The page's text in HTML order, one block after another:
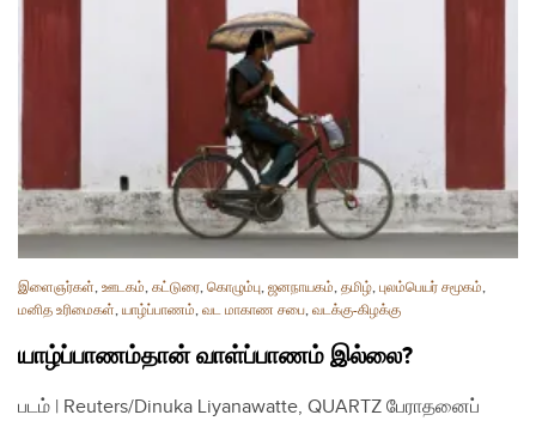
இளைஞர்கள், ஊடகம், கட்டுரை, கொழும்பு, ஜனநாயகம், தமிழ், புலம்பெயர் சமூகம்,
மனித உரிமைகள், யாழ்ப்பாணம், வட மாகாண சபை, வடக்கு-கிழக்கு
யாழ்ப்பாணம்தான் வாள்ப்பாணம் இல்லை?
படம் | Reuters/Dinuka Liyanawatte, QUARTZ பேராதனைப்